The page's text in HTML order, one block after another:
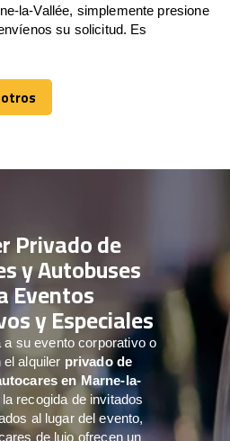
la-Vallée, simplemente presione
su solicitud. Es
Privado de
y Autobuses
Eventos
y Especiales
a su evento corporativo o
alquiler privado de
en Marne-la-
recogida de invitados
al lugar del evento,
de lujo ofrecen un